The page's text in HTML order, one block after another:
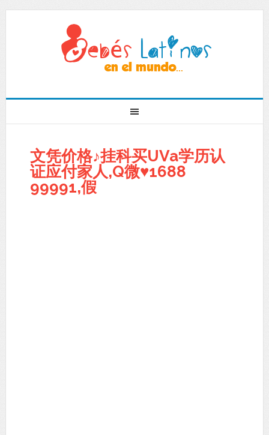
文凭价格♪挂科买UVa学历认
证应付家人,Q微♥1688
99991,假